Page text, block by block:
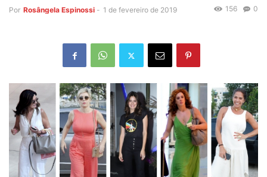
Por Rosângela Espinossi - 1 de fevereiro de 2019 0
156